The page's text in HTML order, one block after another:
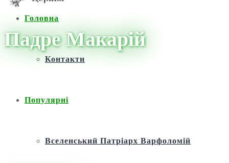
Головна
Контакти
Популярні
Вселенський Патріарх Варфоломій
Падре Макарій